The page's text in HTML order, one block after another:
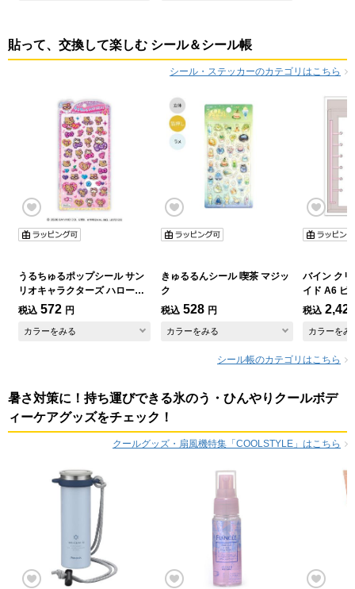
貼って、交換して楽しむ シール＆シール帳
シール・ステッカーのカテゴリはこちら
うるちゅるポップシール サン
リオキャラクターズ ハローキ
ティ レオパ
税込 572 円
カラーをみる
きゅるるんシール 喫茶 マジッ
ク
税込 528 円
カラーをみる
バイン ク
イド A6 ピ
税込
カラーをみ
シール帳のカテゴリはこちら
暑さ対策に！持ち運びできる氷のう・ひんやりクールボデ
ィーケアグッズをチェック！
クールグッズ・扇風機特集「COOLSTYLE」はこちら